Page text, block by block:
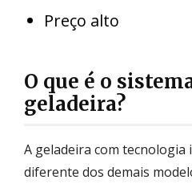
Preço alto
O que é o
geladeira?
A geladeira com
diferente dos demais